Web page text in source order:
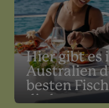
Hier gibt es
Australien
besten
die besten